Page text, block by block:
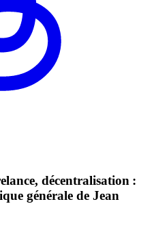
décentralisation :
générale de Jean